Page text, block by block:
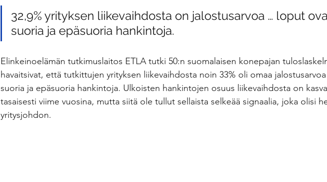
32,9% yrityksen liikevaihdosta on jalostusarvoa … loput
suoria ja epäsuoria hankintoja.
Elinkeinoelämän tutkimuslaitos ETLA tutki 50:n suomalaisen konepajan
havaitsivat, että tutkittujen yrityksen liikevaihdosta noin 33% oli omaa
suoria ja epäsuoria hankintoja. Ulkoisten hankintojen osuus liikevaihdosta on
tasaisesti viime vuosina, mutta siitä ole tullut sellaista selkeää signaalia, joka olisi
yritysjohdon.